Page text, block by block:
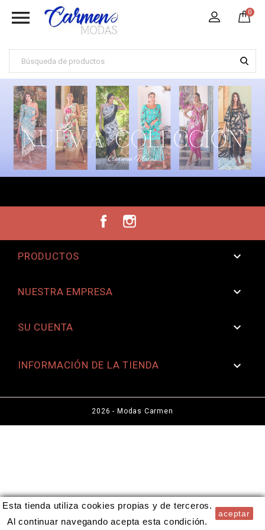
 0
Facebook
PRODUCTOS 
NUESTRA EMPRESA 
SU CUENTA 
INFORMACIÓN DE LA TIENDA 
Esta tienda utiliza cookies propias y de terceros.
Al continuar navegando acepta esta condición.
aceptar
2026 - Modas Carmen